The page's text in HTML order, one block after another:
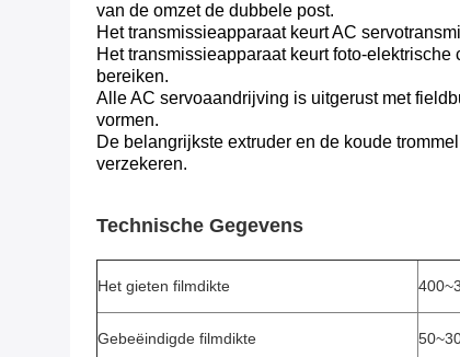
van de omzet de dubbele post.
Het transmissieapparaat keurt AC
Het transmissieapparaat keurt foto-
bereiken.
Alle AC servoaandrijving is uitgerust met
vormen.
De belangrijkste extruder en de koude
verzekeren.
Technische Gegevens
Het gieten filmdikte
Gebeëindigde filmdikte